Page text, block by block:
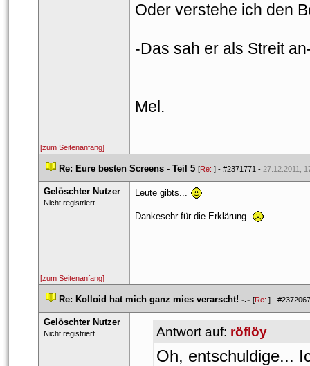
Oder verstehe ich den
-Das sah er als Streit
Mel.
[zum Seitenanfang]
Re: Eure besten Screens - Teil 5 [Re: ] - #2371771 - 27.12.2011,
Gelöschter Nutzer
Nicht registriert
Leute gibts...
Dankesehr für die Erklärung.
[zum Seitenanfang]
Re: Kolloid hat mich ganz mies verarscht! -.- [Re: ] - #2372067
Gelöschter Nutzer
Nicht registriert Antwort auf: röflöy
Oh, entschuldige...